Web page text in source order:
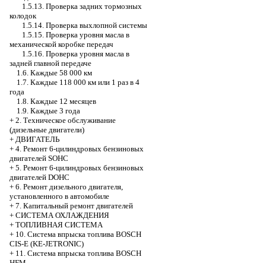
1.5.13. Проверка задних тормозных
колодок
1.5.14. Проверка выхлопной системы
1.5.15. Проверка уровня масла в
механической коробке передач
1.5.16. Проверка уровня масла в
задней главной передаче
1.6. Каждые 58 000 км
1.7. Каждые 118 000 км или 1 раз в 4
года
1.8. Каждые 12 месяцев
1.9. Каждые 3 года
+ 2. Техническое обслуживание
(дизельные двигатели)
+ ДВИГАТЕЛЬ
+ 4. Ремонт 6-цилиндровых бензиновых
двигателей SOHC
+ 5. Ремонт 6-цилиндровых бензиновых
двигателей DOHC
+ 6. Ремонт дизельного двигателя,
установленного в автомобиле
+ 7. Капитальный ремонт двигателей
+ СИСТЕМА ОХЛАЖДЕНИЯ
+ ТОПЛИВНАЯ СИСТЕМА
+ 10. Система впрыска топлива BOSCH
CIS-E (KE-JETRONIC)
+ 11. Система впрыска топлива BOSCH